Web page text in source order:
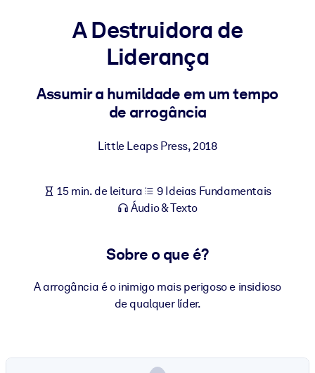
Leve conhecimento verificado e conciso para seu LMS/LXP para
resultados de aprendizagem mais sólidos.
Enriqueça sua biblioteca corporativa com conhecimento de
Para sistemas de IA
A Destruidora de
Liderança
Assumir a humildade em um tempo
de arrogância
Little Leaps Press,2018
15 min. de leitura
9 Ideias Fundamentais
Áudio & Texto
Sobre o que é?
A arrogância é o inimigo mais perigoso e insidioso
de qualquer líder.